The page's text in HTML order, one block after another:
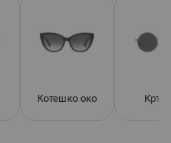
Котешко око